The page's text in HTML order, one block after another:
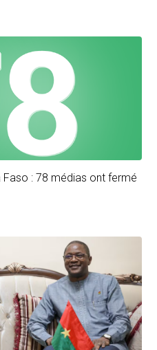
Faso : 78 médias ont fermé